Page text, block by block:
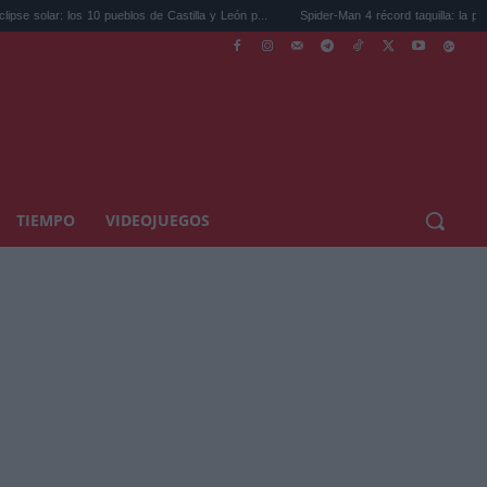
de Castilla y León p... Spider-Man 4 récord taquilla: la primera en supera...
TIEMPO VIDEOJUEGOS